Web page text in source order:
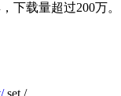
下载量超过200万